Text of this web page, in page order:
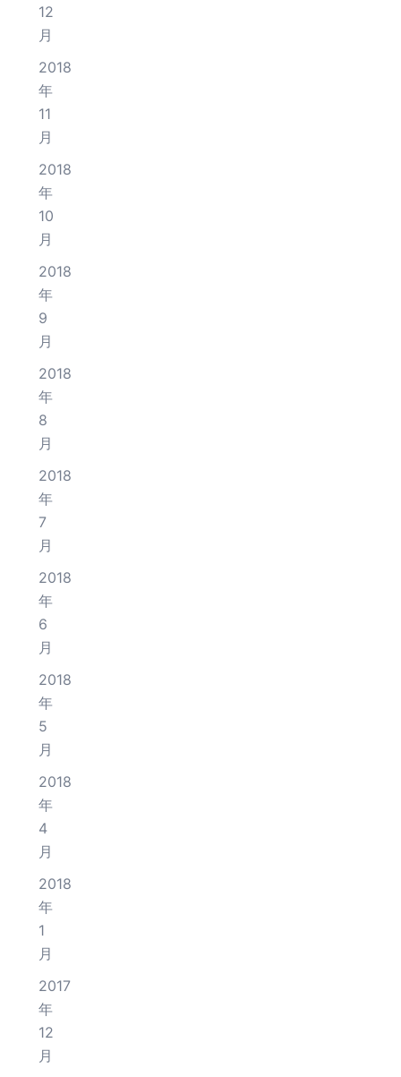
12
月
2018
年
11
月
2018
年
10
月
2018
年
9
月
2018
年
8
月
2018
年
7
月
2018
年
6
月
2018
年
5
月
2018
年
4
月
2018
年
1
月
2017
年
12
月